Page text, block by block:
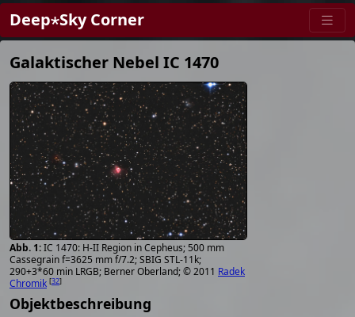
Deep⋆Sky Corner
Galaktischer Nebel IC 1470
IC 1470: H-II Region in Cepheus; 500 mm
Cassegrain f=3625 mm f/7.2; SBIG STL-11k;
290+3*60 min LRGB; Berner Oberland; © 2011 Radek
Chromik [32]
Objektbeschreibung